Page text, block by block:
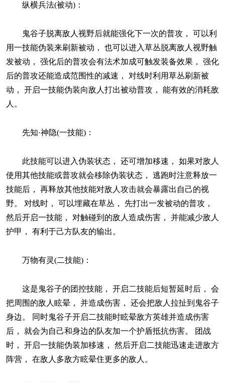
纵横兵法(被动)：
鬼谷子脱离敌人视野后就能强化下一次的普攻， 可以利
用一技能伪装来刷新被动， 也可以进入草丛脱离敌人视野触
发被动， 强化后的普攻会有法术加成可触发装备效果， 强化
后的普攻还能造成范围性的减速， 对线时利用草丛刷新被
动， 开启一技能伪装向敌人打出被动普攻， 能有效的消耗敌
人。
先知·神隐(一技能)：
此技能可以进入伪装状态， 还可增加移速， 如果对敌人
使用其他技能或普攻就会移除伪装状态， 逃跑时注意释放一
技能后， 再释放其他技能对敌人攻击就会暴露出自己的视
野。 对线时， 可以埋藏在草丛， 先打出一发被动的普攻，
然后开启一技能， 对触碰到的敌人造成伤害， 并能减少敌人
护甲， 有利于己方队友的输出。
万物有灵(二技能)：
这是鬼谷子的团控技能， 开启二技能后短暂延时后， 会
把周围的敌人眩晕， 并造成伤害， 还会把敌人拉扯到鬼谷子
身边。 同时鬼谷子开启二技能时眩晕敌方英雄并造成伤害
后， 就会为自己和身边的队友加一个护盾抵抗伤害。 团战
时， 开启一技能伪装加移速， 然后开启二技能迅速走进敌方
阵营， 在敌人多敌方眩晕住更多的敌人。